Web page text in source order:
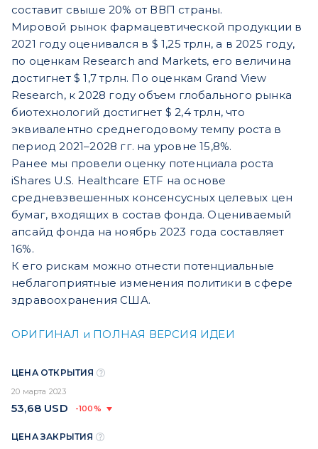
составит свыше 20% от ВВП страны.
Мировой рынок фармацевтической продукции в
2021 году оценивался в $ 1,25 трлн, а в 2025 году,
по оценкам Research and Markets, его величина
достигнет $ 1,7 трлн. По оценкам Grand View
Research, к 2028 году объем глобального рынка
биотехнологий достигнет $ 2,4 трлн, что
эквивалентно среднегодовому темпу роста в
период 2021–2028 гг. на уровне 15,8%.
Ранее мы провели оценку потенциала роста
iShares U.S. Healthcare ETF на основе
средневзвешенных консенсусных целевых цен
бумаг, входящих в состав фонда. Оцениваемый
апсайд фонда на ноябрь 2023 года составляет
16%.
К его рискам можно отнести потенциальные
неблагоприятные изменения политики в сфере
здравоохранения США.
ОРИГИНАЛ и ПОЛНАЯ ВЕРСИЯ ИДЕИ
ЦЕНА ОТКРЫТИЯ
20 марта 2023
53,68 USD -100%
ЦЕНА ЗАКРЫТИЯ